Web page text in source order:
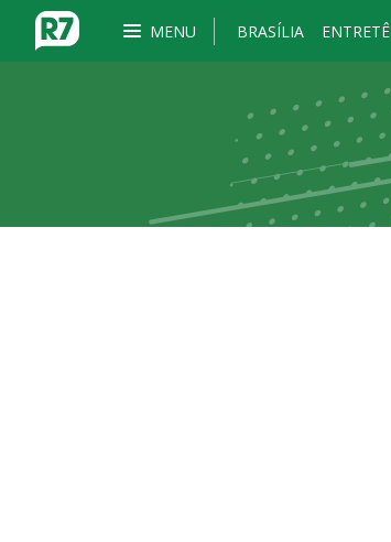
MENU BRASÍLIA ENTRETÊ